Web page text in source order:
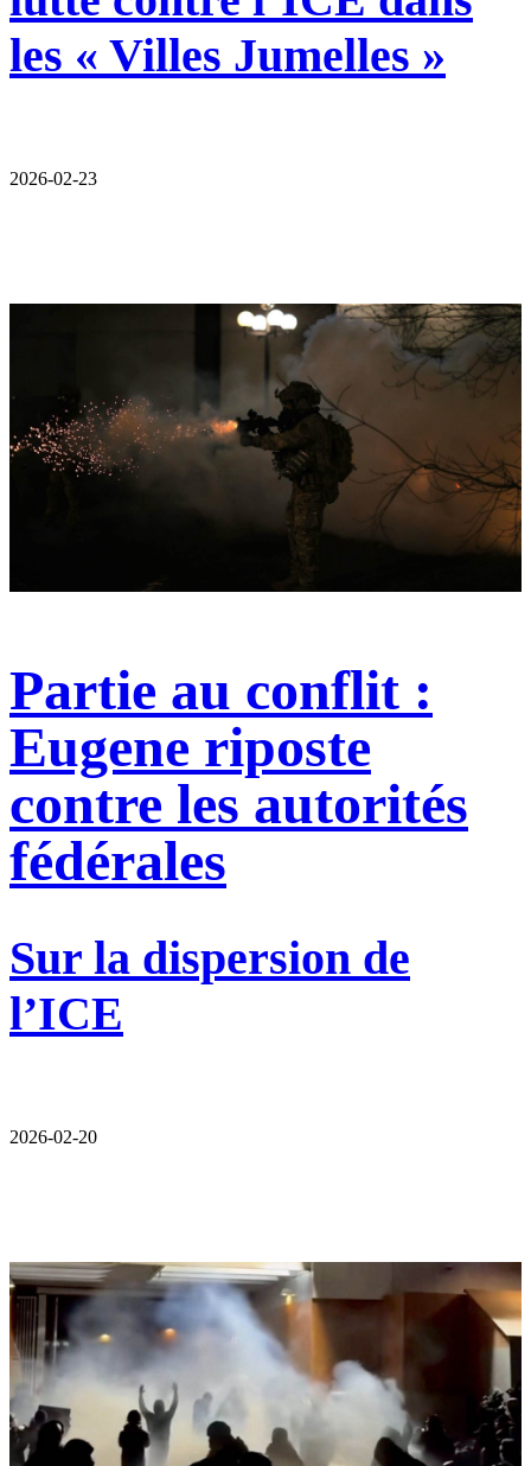
les « Villes Jumelles »
2026-02-23
Partie au conflit :
Eugene riposte
contre les autorités
fédérales
Sur la dispersion de
l’ICE
2026-02-20